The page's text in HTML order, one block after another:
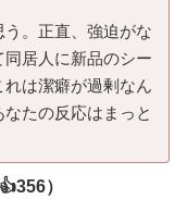
。正直、強迫がな
居人に新品のシー
は潔癖が過剰なん
たの反応はまっと
👍356）